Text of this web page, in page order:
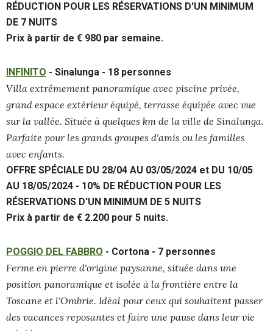
RÉDUCTION POUR LES RÉSERVATIONS D'UN MINIMUM
DE 7 NUITS
Prix à partir de € 980 par semaine.
INFINITO - Sinalunga - 18 personnes
Villa extrêmement panoramique avec piscine privée,
grand espace extérieur équipé, terrasse équipée avec vue
sur la vallée. Située à quelques km de la ville de Sinalunga.
Parfaite pour les grands groupes d'amis ou les familles
avec enfants.
OFFRE SPÉCIALE DU 28/04 AU 03/05/2024 et DU 10/05
AU 18/05/2024 - 10% DE RÉDUCTION POUR LES
RÉSERVATIONS D'UN MINIMUM DE 5 NUITS
Prix à partir de € 2.200 pour 5 nuits.
POGGIO DEL FABBRO - Cortona - 7 personnes
Ferme en pierre d'origine paysanne, située dans une
position panoramique et isolée à la frontière entre la
Toscane et l'Ombrie. Idéal pour ceux qui souhaitent passer
des vacances reposantes et faire une pause dans leur vie